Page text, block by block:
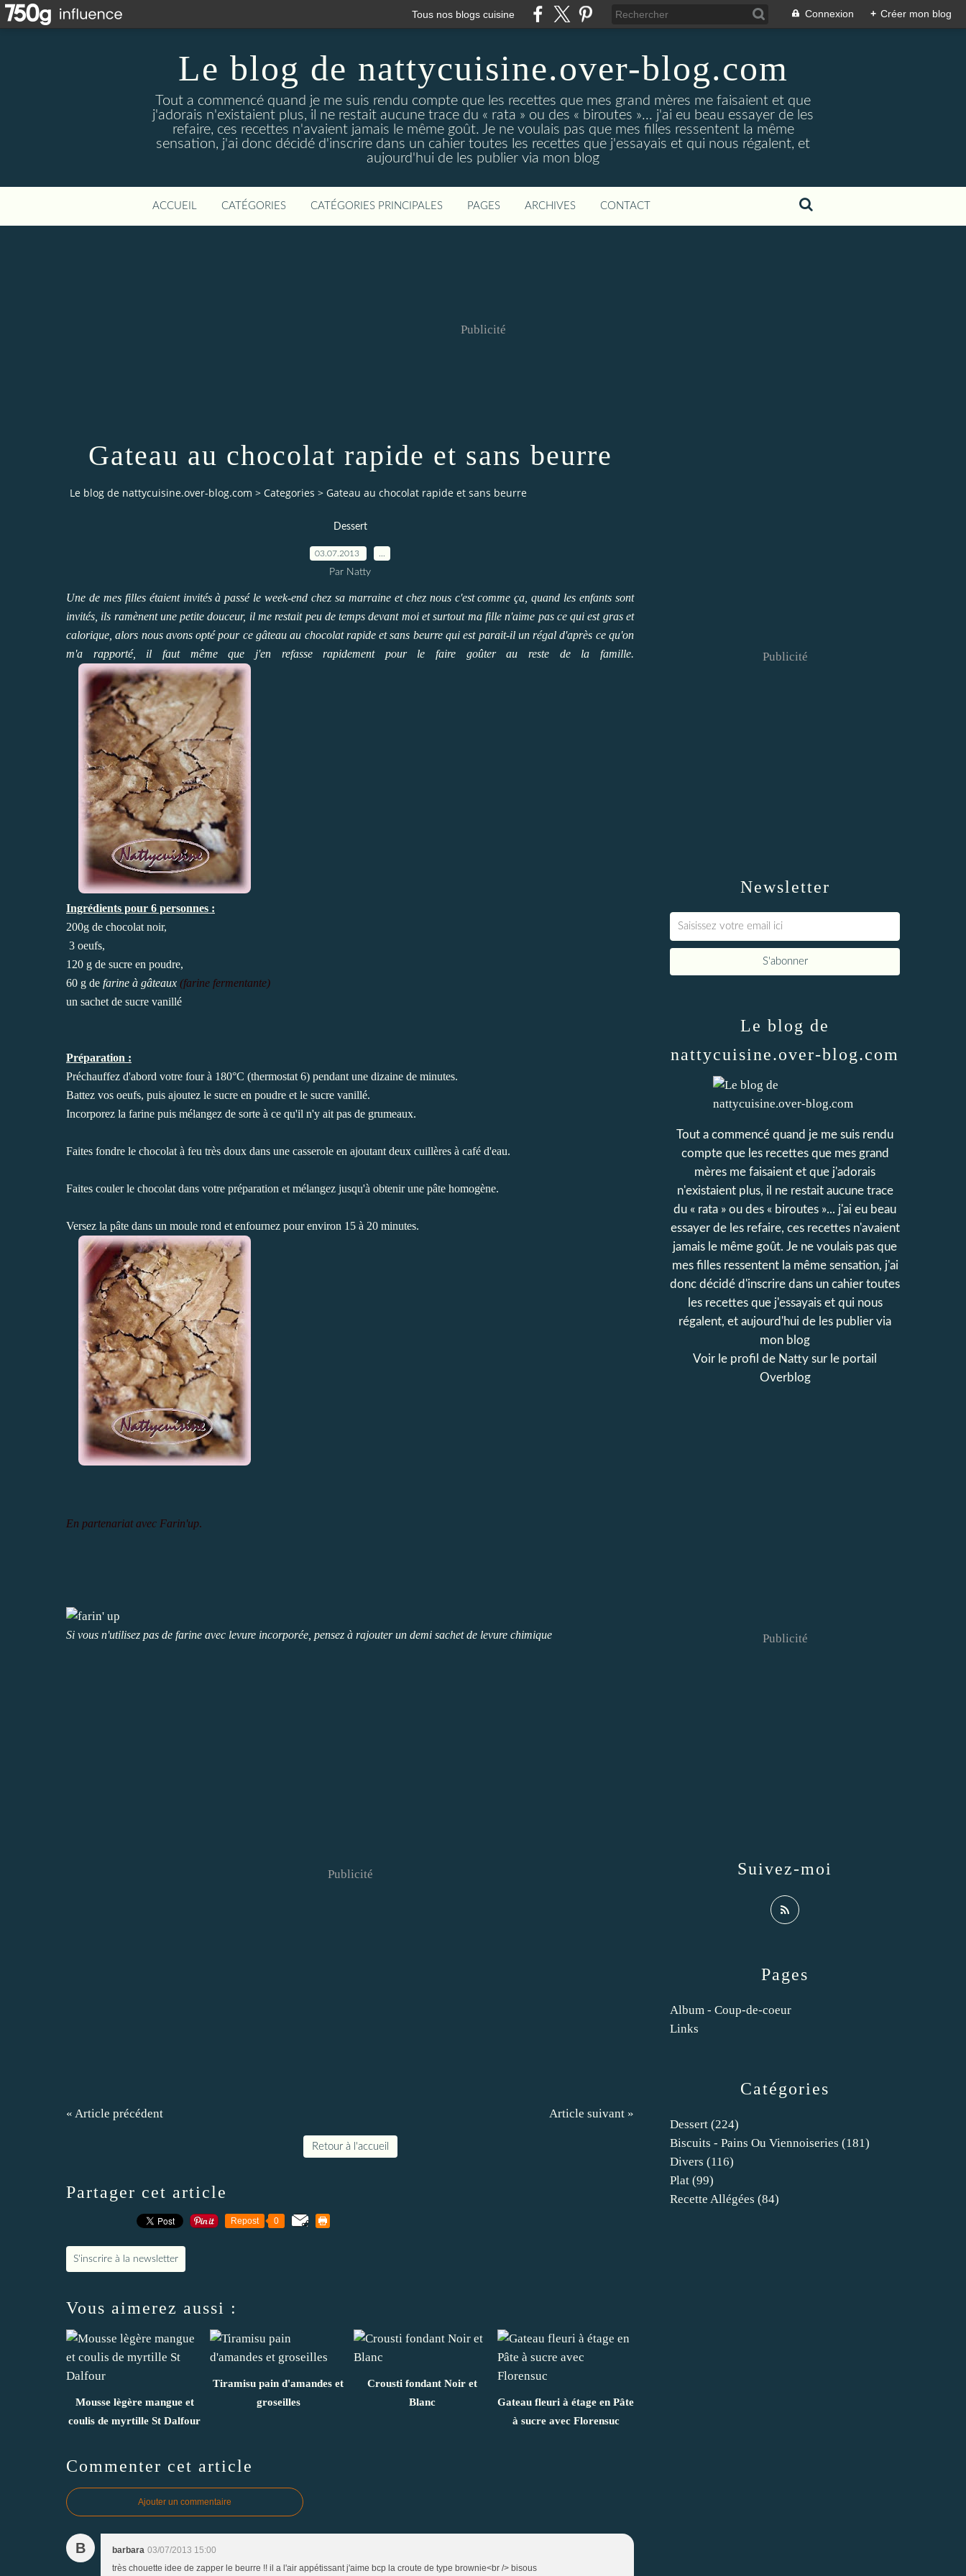
Tous nos blogs cuisine Connexion + Créer mon blog
Le blog de nattycuisine.over-blog.com
Tout a commencé quand je me suis rendu compte que les recettes que mes grand mères me faisaient et que
j'adorais n'existaient plus, il ne restait aucune trace du « rata » ou des « biroutes »... j'ai eu beau essayer de les
refaire, ces recettes n'avaient jamais le même goût. Je ne voulais pas que mes filles ressentent la même
sensation, j'ai donc décidé d'inscrire dans un cahier toutes les recettes que j'essayais et qui nous régalent, et
aujourd'hui de les publier via mon blog
ACCUEIL CATÉGORIES CATÉGORIES PRINCIPALES PAGES ARCHIVES CONTACT
Publicité
Gateau au chocolat rapide et sans beurre
Le blog de nattycuisine.over-blog.com > Categories > Gateau au chocolat rapide et sans beurre
Dessert
03.07.2013
Par Natty
Une de mes filles étaient invités à passé le week-end chez sa marraine et chez nous c'est comme ça, quand les enfants sont
invités, ils ramènent une petite douceur, il me restait peu de temps devant moi et surtout ma fille n'aime pas ce qui est gras et
calorique, alors nous avons opté pour ce gâteau au chocolat rapide et sans beurre qui est parait-il un régal d'après ce qu'on
m'a rapporté, il faut même que j'en refasse rapidement pour le faire goûter au reste de la famille.
Ingrédients pour 6 personnes :
200g de chocolat noir,
3 oeufs,
120 g de sucre en poudre,
60 g de farine à gâteaux (farine fermentante)
un sachet de sucre vanillé
Préparation :
Préchauffez d'abord votre four à 180°C (thermostat 6) pendant une dizaine de minutes.
Battez vos oeufs, puis ajoutez le sucre en poudre et le sucre vanillé.
Incorporez la farine puis mélangez de sorte à ce qu'il n'y ait pas de grumeaux.
Faites fondre le chocolat à feu très doux dans une casserole en ajoutant deux cuillères à café d'eau.
Faites couler le chocolat dans votre préparation et mélangez jusqu'à obtenir une pâte homogène.
Versez la pâte dans un moule rond et enfournez pour environ 15 à 20 minutes.
En partenariat avec Farin'up.
Si vous n'utilisez pas de farine avec levure incorporée, pensez à rajouter un demi sachet de levure chimique
Publicité
« Article précédent Article suivant »
Retour à l'accueil
Partager cet article
Repost 0
S'inscrire à la newsletter
Vous aimerez aussi :
Mousse lègère mangue et
coulis de myrtille St Dalfour
Tiramisu pain d'amandes et
groseilles
Crousti fondant Noir et
Blanc
Gateau fleuri à étage en Pâte
à sucre avec Florensuc
Commenter cet article
Ajouter un commentaire
B barbara 03/07/2013 15:00
très chouette idee de zapper le beurre !! il a l'air appétissant j'aime bcp la croute de type brownie<br /> bisous
Newsletter
Publicité
Catégories
Dessert (224)
Biscuits - Pains Ou Viennoiseries (181)
Divers (116)
Plat (99)
Recette Allégées (84)
Pages
Album - Coup-de-coeur
Links
Le blog de
nattycuisine.over-blog.com
Tout a commencé quand je me suis rendu
compte que les recettes que mes grand
mères me faisaient et que j'adorais
n'existaient plus, il ne restait aucune trace
du « rata » ou des « biroutes »... j'ai eu beau
essayer de les refaire, ces recettes n'avaient
jamais le même goût. Je ne voulais pas que
mes filles ressentent la même sensation, j'ai
donc décidé d'inscrire dans un cahier toutes
les recettes que j'essayais et qui nous
régalent, et aujourd'hui de les publier via
mon blog
Voir le profil de Natty sur le portail
Overblog
Suivez-moi
Publicité